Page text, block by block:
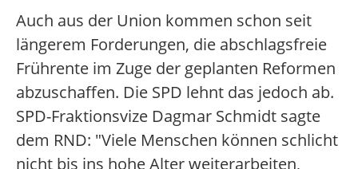
Auch aus der Union kommen schon seit
längerem Forderungen, die abschlagsfreie
Frührente im Zuge der geplanten Reformen
abzuschaffen. Die SPD lehnt das jedoch ab.
SPD-Fraktionsvize Dagmar Schmidt sagte
dem RND: "Viele Menschen können schlicht
nicht bis ins hohe Alter weiterarbeiten,